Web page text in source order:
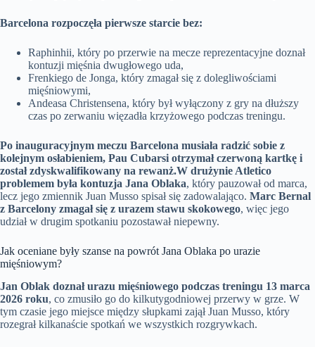
Barcelona rozpoczęła pierwsze starcie bez:
Raphinhii, który po przerwie na mecze reprezentacyjne doznał
kontuzji mięśnia dwugłowego uda,
Frenkiego de Jonga, który zmagał się z dolegliwościami
mięśniowymi,
Andeasa Christensena, który był wyłączony z gry na dłuższy
czas po zerwaniu więzadła krzyżowego podczas treningu.
Po inauguracyjnym meczu Barcelona musiała radzić sobie z
kolejnym osłabieniem, Pau Cubarsi otrzymał czerwoną kartkę i
został zdyskwalifikowany na rewanż.W drużynie Atletico
problemem była kontuzja Jana Oblaka, który pauzował od marca,
lecz jego zmiennik Juan Musso spisał się zadowalająco. Marc Bernal
z Barcelony zmagał się z urazem stawu skokowego, więc jego
udział w drugim spotkaniu pozostawał niepewny.
Jak oceniane były szanse na powrót Jana Oblaka po urazie
mięśniowym?
Jan Oblak doznał urazu mięśniowego podczas treningu 13 marca
2026 roku, co zmusiło go do kilkutygodniowej przerwy w grze. W
tym czasie jego miejsce między słupkami zajął Juan Musso, który
rozegrał kilkanaście spotkań we wszystkich rozgrywkach.